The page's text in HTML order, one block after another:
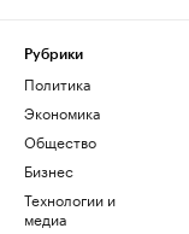
Рубрики
Политика
Экономика
Общество
Бизнес
Технологии и
медиа